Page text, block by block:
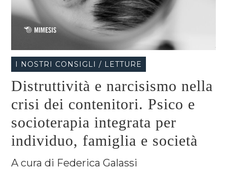
I NOSTRI CONSIGLI / LETTURE
Distruttività e narcisismo nella
crisi dei contenitori. Psico e
socioterapia integrata per
individuo, famiglia e società
A cura di Federica Galassi